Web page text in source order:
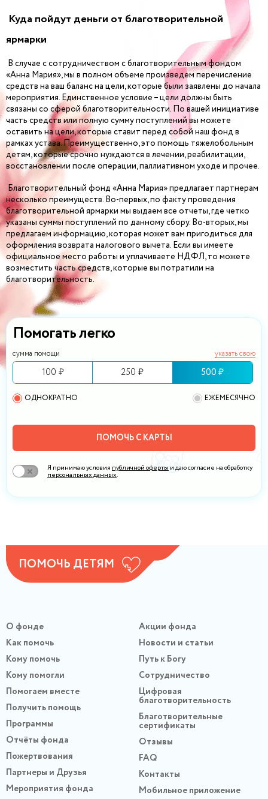
Помогать легко
сумма помощи указать свою
100 ₽ 250 ₽ 500 ₽
ОДНОКРАТНО ЕЖЕМЕСЯЧНО
ПОМОЧЬ С КАРТЫ
Я принимаю условия публичной оферты и даю согласие на обработку
персональных данных.
Куда пойдут деньги от благотворительной
ярмарки
В случае с сотрудничеством с благотворительным фондом
«Анна Мария», мы в полном объеме произведем перечисление
средств на ваш баланс на цели, которые были заявлены до начала
мероприятия. Единственное условие – цели должны быть
связаны со сферой благотворительности. По вашей инициативе
часть средств или полную сумму поступлений вы можете
оставить на цели, которые ставит перед собой наш фонд в
рамках устава. Преимущественно, это помощь тяжелобольным
детям, которые срочно нуждаются в лечении, реабилитации,
восстановлении после операции, паллиативном уходе и прочее.
Благотворительный фонд «Анна Мария» предлагает партнерам
несколько преимуществ. Во-первых, по факту проведения
благотворительной ярмарки мы выдаем все отчеты, где четко
указаны суммы поступлений по данному сбору. Во-вторых, мы
предлагаем информацию, которая может вам пригодиться для
оформления возврата налогового вычета. Если вы имеете
официальное место работы и уплачиваете НДФЛ, то можете
возместить часть средств, которые вы потратили на
благотворительность.
ПОМОЧЬ ДЕТЯМ
О фонде
Как помочь
Кому помочь
Кому помогли
Помогаем вместе
Получить помощь
Программы
Отчёты фонда
Пожертвования
Партнеры и Друзья
Мероприятия фонда
Акции фонда
Новости и статьи
Путь к Богу
Сотрудничество
Цифровая
благотворительность
Благотворительные
сертификаты
Отзывы
FAQ
Контакты
Мобильное приложение